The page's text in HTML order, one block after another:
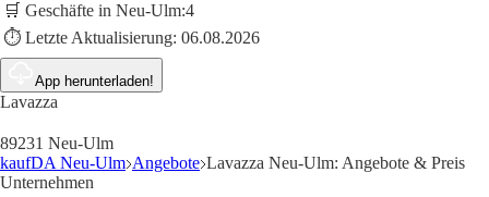
🛒 Geschäfte in Neu-Ulm:4
⏱️ Letzte Aktualisierung: 06.08.2026
App herunterladen!
Lavazza
89231 Neu-Ulm
kaufDA Neu-Ulm Angebote Lavazza Neu-Ulm: Angebote & Preis
Unternehmen